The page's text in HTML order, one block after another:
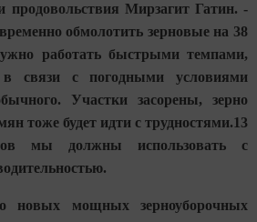
продовольствия Мирзагит Гатин. -
обмолотить зерновые на 38
работать быстрыми темпами,
связи с погодными условиями
Участки засорены, зерно
тоже будет идти с трудностями.13
мы должны использовать с
новых мощных зерноуборочных